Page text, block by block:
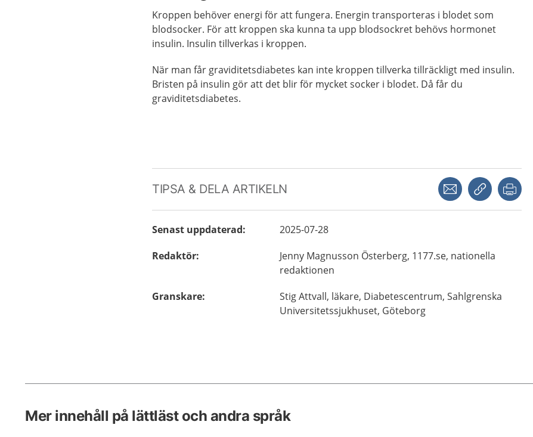
Kroppen behöver energi för att fungera. Energin transporteras i blodet som
blodsocker. För att kroppen ska kunna ta upp blodsockret behövs hormonet
insulin. Insulin tillverkas i kroppen.
När man får graviditetsdiabetes kan inte kroppen tillverka tillräckligt med insulin.
Bristen på insulin gör att det blir för mycket socker i blodet. Då får du
graviditetsdiabetes.
TIPSA & DELA ARTIKELN Dela via mejlKopiera länk
Senast uppdaterad:
2025-07-28
Redaktör: Jenny Magnusson Österberg, 1177.se, nationella
redaktionen
Granskare: StigAttvall, läkare, Diabetescentrum, Sahlgrenska
Universitetssjukhuset, Göteborg
Mer innehåll på lättläst och andra språk